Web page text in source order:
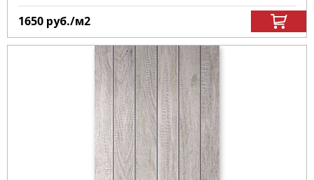
1650 руб./м2